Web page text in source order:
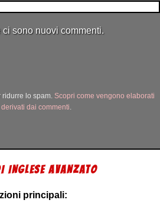
sono nuovi commenti.
ridurre lo spam. Scopri come vengono elaborati
dai commenti.
INGLESE AVANZATO
principali: